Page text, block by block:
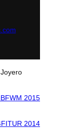
2015
FITUR 2014